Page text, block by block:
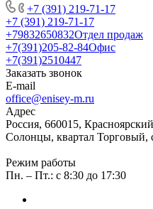
+7 (391) 219-71-17
+7 (391) 219-71-17
+79832650832Отдел продаж
+7(391)205-82-84Офис
+7(391)2510447
Заказать звонок
E-mail
office@enisey-m.ru
Адрес
Россия, 660015,
Солонцы, квартал Торговый,
Режим работы
Пн. – Пт.: c 8:30 до 17:30